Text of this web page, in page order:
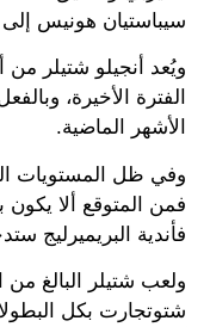
سيباستيان هونيس إلى
ويُعد أنجيلو شتيلر من
الفترة الأخيرة،
الأشهر الماضية.
وفي ظل المستويات
فمن المتوقع ألا يكون
فأندية البريميرليج